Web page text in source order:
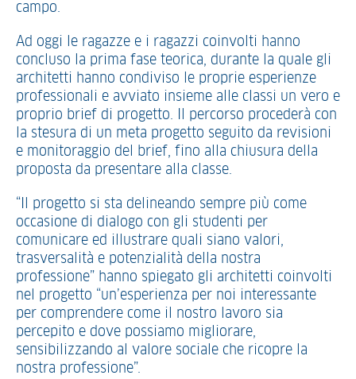
campo.
Ad oggi le ragazze e i ragazzi coinvolti hanno
concluso la prima fase teorica, durante la quale gli
architetti hanno condiviso le proprie esperienze
professionali e avviato insieme alle classi un vero e
proprio brief di progetto. Il percorso procederà con
la stesura di un meta progetto seguito da revisioni
e monitoraggio del brief, fino alla chiusura della
proposta da presentare alla classe.
“Il progetto si sta delineando sempre più come
occasione di dialogo con gli studenti per
comunicare ed illustrare quali siano valori,
trasversalità e potenzialità della nostra
professione” hanno spiegato gli architetti coinvolti
nel progetto “un’esperienza per noi interessante
per comprendere come il nostro lavoro sia
percepito e dove possiamo migliorare,
sensibilizzando al valore sociale che ricopre la
nostra professione”.